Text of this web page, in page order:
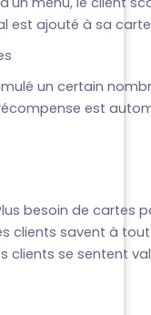
est ajouté à sa
un certain
est
besoin de cartes
clients savent à
clients se sentent